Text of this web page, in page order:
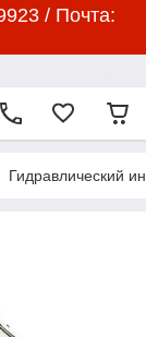
/ Почта:
Гидравлический